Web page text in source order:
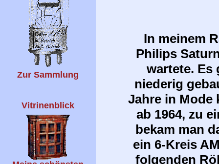
Zur Sammlung
Vitrinenblick
In meinem
Philips
wartete. Es
niederig
Jahre in Mode
ab 1964, zu
bekam man
ein 6-Kreis
folgenden